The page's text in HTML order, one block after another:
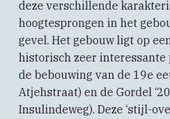
deze verschillende
hoogtesprongen in het
gevel. Het gebouw ligt op
historisch zeer interessante
de bebouwing van de 19e
Atjehstraat) en de Gordel
Insulindeweg). Deze ‘stijl-